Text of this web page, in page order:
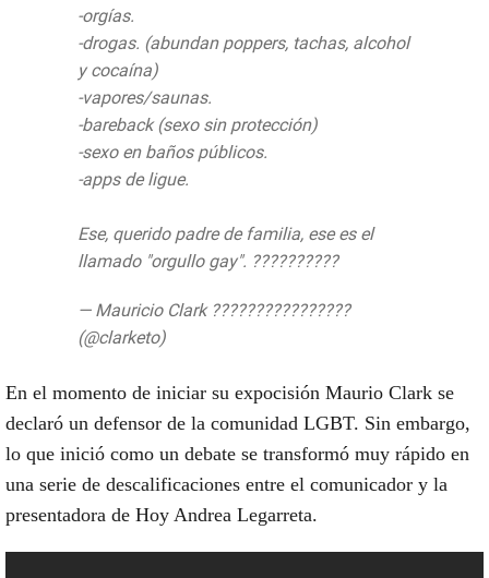
-orgías.
-drogas. (abundan poppers, tachas, alcohol
y cocaína)
-vapores/saunas.
-bareback (sexo sin protección)
-sexo en baños públicos.
-apps de ligue.
Ese, querido padre de familia, ese es el
llamado "orgullo gay". ??????????
— Mauricio Clark ????????????????
(@clarketo)
En el momento de iniciar su expocisión Maurio Clark se
declaró un defensor de la comunidad LGBT. Sin embargo,
lo que inició como un debate se transformó muy rápido en
una serie de descalificaciones entre el comunicador y la
presentadora de Hoy Andrea Legarreta.